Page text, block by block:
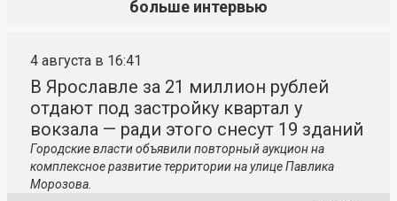
больше интервью
4 августа в 16:41
В Ярославле за 21 миллион рублей
отдают под застройку квартал у
вокзала — ради этого снесут 19 зданий
Городские власти объявили повторный аукцион на
комплексное развитие территории на улице Павлика
Морозова.